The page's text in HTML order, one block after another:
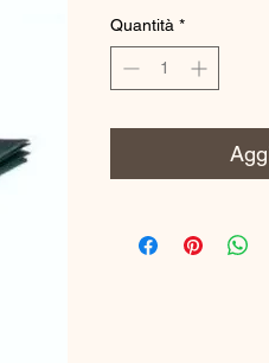
Quantità *